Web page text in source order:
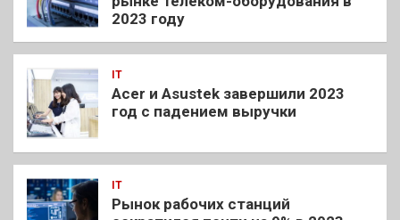
2023 году
IT
Acer и Asustek завершили 2023
год с падением выручки
IT
Рынок рабочих станций